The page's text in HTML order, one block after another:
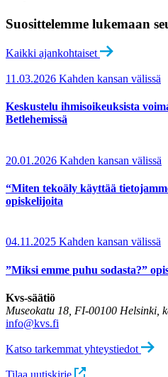
Suosittelemme lukemaan
Kaikki ajankohtaiset
11.03.2026 Kahden kansan välissä
Keskustelu ihmisoikeuksista
Betlehemissä
20.01.2026 Kahden kansan välissä
“Miten tekoäly käyttää
opiskelijoita
04.11.2025 Kahden kansan välissä
”Miksi emme puhu sodasta?”
Kvs-säätiö
Museokatu 18, FI-00100 Helsinki,
info@kvs.fi
Katso tarkemmat yhteystiedot